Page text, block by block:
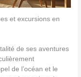
et excursions en
de ses aventures
de l’océan et le